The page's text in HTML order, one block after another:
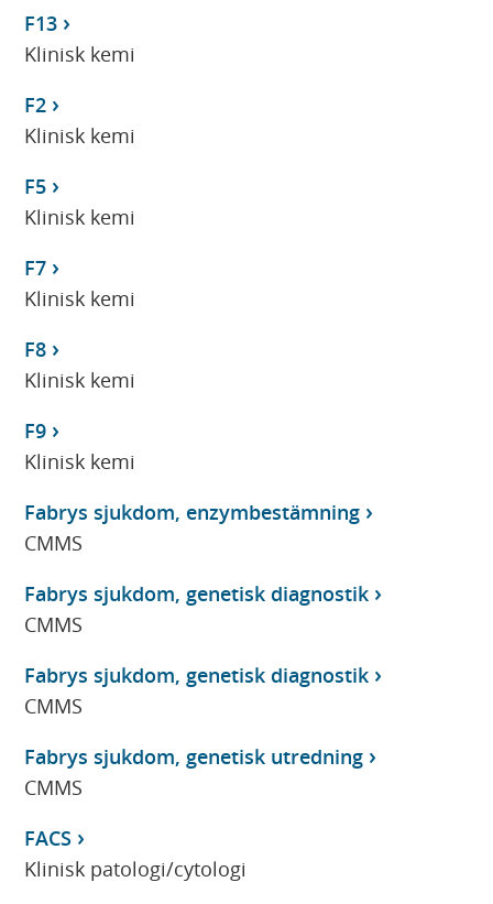
F13
Klinisk kemi
F2
Klinisk kemi
F5
Klinisk kemi
F7
Klinisk kemi
F8
Klinisk kemi
F9
Klinisk kemi
Fabrys sjukdom, enzymbestämning
CMMS
Fabrys sjukdom, genetisk diagnostik
CMMS
Fabrys sjukdom, genetisk diagnostik
CMMS
Fabrys sjukdom, genetisk utredning
CMMS
FACS
Klinisk patologi/cytologi